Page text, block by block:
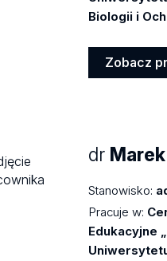
Biologii i
Zobacz
dr
Stanowisko:
Pracuje w:
Edukacyjne